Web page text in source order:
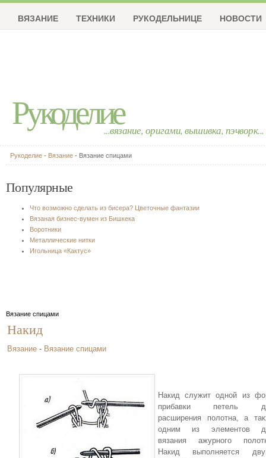
Рукоделие...вязание, оригами, вышивка, пэчворк...
ВЯЗАНИЕ ТЕХНИКИ РУКОДЕЛЬНИЦЕ НОВОСТИ
Рукоделие - Вязание - Вязание спицами
Популярные
Что возможно сделать из бисера? Цветочные фантазии
Вязаная бизнес-вумен из Бишкека
Воротники
Металлические нитки
Игольница «Кактус»
Вязание спицами
Накид
Вязание - Вязание спицами
Накид служит одной из
прибавки петель
расширения полотна, а
одним из элементов
вязания ажурного
Накид выполняется